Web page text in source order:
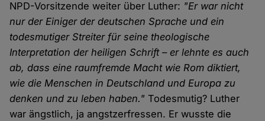
NPD-Vorsitzende weiter über Luther: "Er war nicht
nur der Einiger der deutschen Sprache und ein
todesmutiger Streiter für seine theologische
Interpretation der heiligen Schrift – er lehnte es auch
ab, dass eine raumfremde Macht wie Rom diktiert,
wie die Menschen in Deutschland und Europa zu
denken und zu leben haben." Todesmutig? Luther
war ängstlich, ja angstzerfressen. Er wusste die